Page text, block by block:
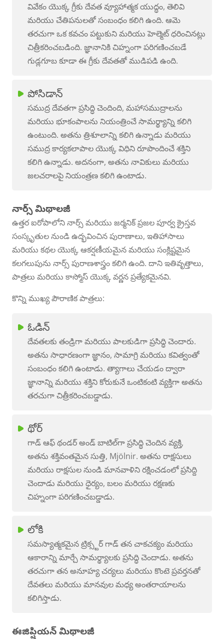
వివేకం యొక్క గ్రీకు దేవత వ్యూహాత్మక యుద్ధం, తెలివి
మరియు చేతిపనులతో సంబంధం కలిగి ఉంది. ఆమె
తరచుగా ఒక కవచం పట్టుకుని మరియు హెల్మెట్ ధరించినట్లు
చిత్రీకరించబడింది. జ్ఞానానికి చిహ్నంగా పరిగణించబడే
గుడ్లగూబ కూడా ఈ గ్రీకు దేవతతో ముడిపడి ఉంది.
పోసిడాన్
సముద్ర దేవతగా ప్రసిద్ధి చెందింది, మహాసముద్రాలను
మరియు భూకంపాలను నియంత్రించే సామర్థ్యాన్ని కలిగి
ఉంటుంది. అతను త్రిశూలాన్ని కలిగి ఉన్నాడు మరియు
సముద్ర కార్యకలాపాల యొక్క విధిని రూపొందించే శక్తిని
కలిగి ఉన్నాడు. అదనంగా, అతను నావికులు మరియు
జలచరాలపై నియంత్రణ కలిగి ఉంటాడు.
నార్స్ మిథాలజీ
ఉత్తర ఐరోపాలోని నార్స్ మరియు జర్మనిక్ ప్రజల పూర్వ క్రైస్తవ
సంస్కృతుల నుండి ఉద్భవించిన పురాణాలు, ఇతిహాసాలు
మరియు కథల యొక్క ఆకర్షణీయమైన మరియు సంక్లిష్టమైన
కలగలుపును నార్స్ పురాణశాస్త్రం కలిగి ఉంది. దాని ఇతివృత్తాలు,
పాత్రలు మరియు కాస్మోస్ యొక్క వర్ణన ప్రత్యేకమైనవి.
కొన్ని ముఖ్య పౌరాణిక పాత్రలు:
ఓడిన్
దేవతలకు తండ్రిగా మరియు పాలకుడిగా ప్రసిద్ధి చెందారు.
అతను సాధారణంగా జ్ఞానం, సామాగ్రి మరియు కవిత్వంతో
సంబంధం కలిగి ఉంటాడు. త్యాగాలు చేయడం ద్వారా
జ్ఞానాన్ని మరియు శక్తిని కోరుకునే ఒంటికంటి వ్యక్తిగా అతను
తరచుగా చిత్రీకరించబడ్డాడు.
థోర్
గాడ్ ఆఫ్ థండర్ అండ్ బాటిల్‌గా ప్రసిద్ధి చెందిన వ్యక్తి,
అతను శక్తివంతమైన సుత్తి, Mjölnir. అతను రాక్షసులు
మరియు రాక్షసుల నుండి మానవాళిని రక్షించడంలో ప్రసిద్ది
చెందాడు మరియు ధైర్యం, బలం మరియు రక్షణకు
చిహ్నంగా పరిగణించబడ్డాడు.
లోకి
సమస్యాత్మకమైన ట్రిక్స్టర్ గాడ్ తన చాకచక్యం మరియు
ఆకారాన్ని మార్చే సామర్థ్యాలకు ప్రసిద్ధి చెందాడు. అతను
తరచుగా తన అనూహ్య చర్యలు మరియు కొంటె ప్రవర్తనతో
దేవతలు మరియు మానవుల మధ్య అంతరాయాలను
కలిగిస్తాడు.
ఈజిప్షియన్ మిథాలజీ